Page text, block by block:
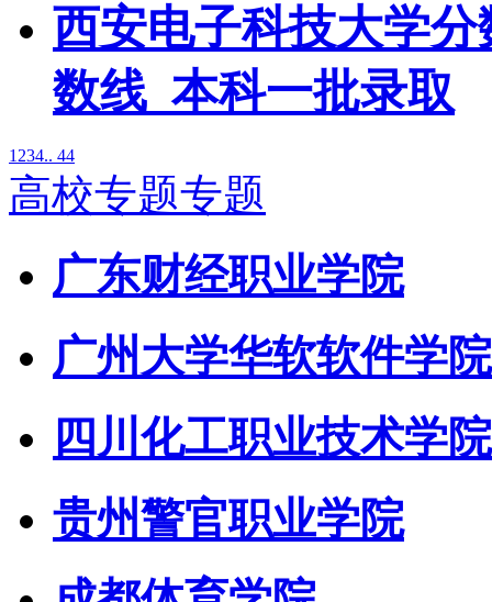
西安电子科技大学
数线_本科一批录取
1 234.. 44
高校专题专题
广东财经职业学院
广州大学华软软件学院
四川化工职业技术学院
贵州警官职业学院